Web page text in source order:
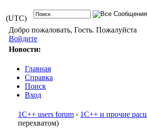
(UTC)
Добро пожаловать, Гость. Пожалуйста
Войдите
Новости:
Главная
Справка
Поиск
Вход
1С++ users forum › 1С++ и прочие
перехватом)